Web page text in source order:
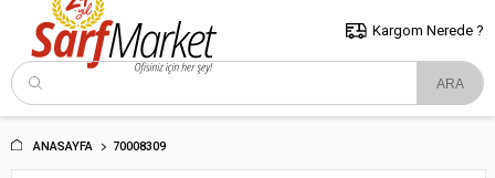
5000 TL ve Üzeri Alışverişlerde İstanbul İçi Kargo Bedava!
ve Trakya İçin Tıklayın..
Kargom Nerede ?
ANASAYFA 70008309